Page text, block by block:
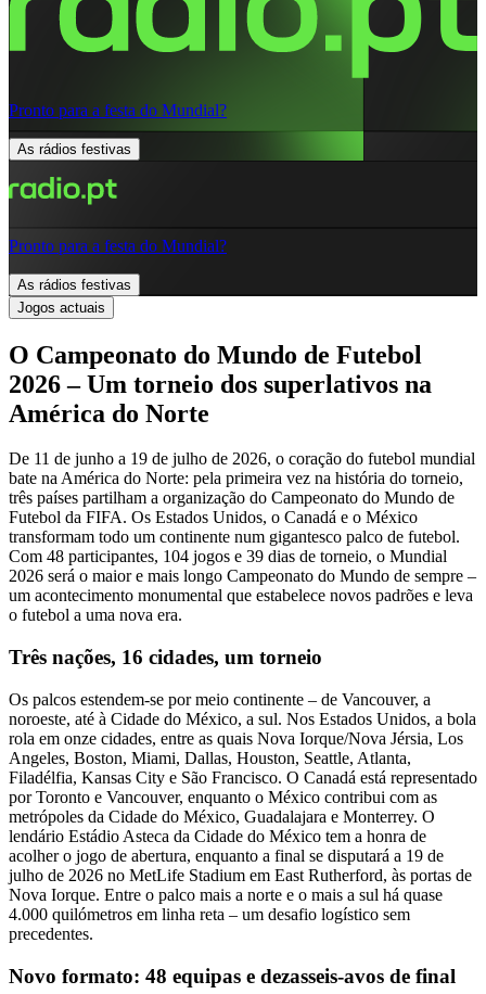
Pronto para a festa do Mundial?
As rádios festivas
Pronto para a festa do Mundial?
As rádios festivas
Jogos actuais
O Campeonato do Mundo de Futebol
2026 – Um torneio dos superlativos na
América do Norte
De 11 de junho a 19 de julho de 2026, o coração do futebol mundial
bate na América do Norte: pela primeira vez na história do torneio,
três países partilham a organização do Campeonato do Mundo de
Futebol da FIFA. Os Estados Unidos, o Canadá e o México
transformam todo um continente num gigantesco palco de futebol.
Com 48 participantes, 104 jogos e 39 dias de torneio, o Mundial
2026 será o maior e mais longo Campeonato do Mundo de sempre –
um acontecimento monumental que estabelece novos padrões e leva
o futebol a uma nova era.
Três nações, 16 cidades, um torneio
Os palcos estendem-se por meio continente – de Vancouver, a
noroeste, até à Cidade do México, a sul. Nos Estados Unidos, a bola
rola em onze cidades, entre as quais Nova Iorque/Nova Jérsia, Los
Angeles, Boston, Miami, Dallas, Houston, Seattle, Atlanta,
Filadélfia, Kansas City e São Francisco. O Canadá está representado
por Toronto e Vancouver, enquanto o México contribui com as
metrópoles da Cidade do México, Guadalajara e Monterrey. O
lendário Estádio Asteca da Cidade do México tem a honra de
acolher o jogo de abertura, enquanto a final se disputará a 19 de
julho de 2026 no MetLife Stadium em East Rutherford, às portas de
Nova Iorque. Entre o palco mais a norte e o mais a sul há quase
4.000 quilómetros em linha reta – um desafio logístico sem
precedentes.
Novo formato: 48 equipas e dezasseis-avos de final